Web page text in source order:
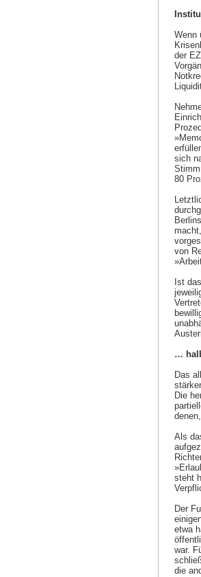
Wenn
der
sich
80
von
Ist
…
Das
Die
Als
steht
Der
etwa
war.
die